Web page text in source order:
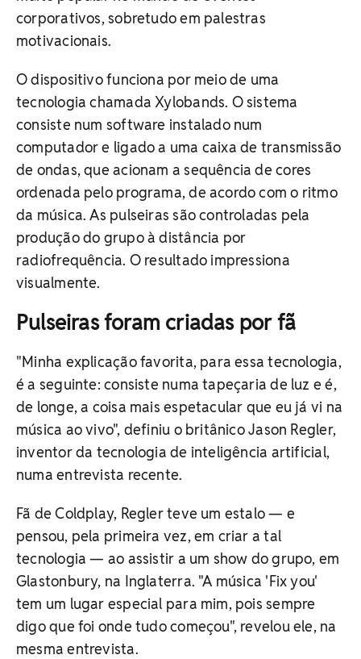
corporativos, sobretudo em palestras
motivacionais.
O dispositivo funciona por meio de uma
tecnologia chamada Xylobands. O sistema
consiste num software instalado num
computador e ligado a uma caixa de transmissão
de ondas, que acionam a sequência de cores
ordenada pelo programa, de acordo com o ritmo
da música. As pulseiras são controladas pela
produção do grupo à distância por
radiofrequência. O resultado impressiona
visualmente.
Pulseiras foram criadas por fã
"Minha explicação favorita, para essa tecnologia,
é a seguinte: consiste numa tapeçaria de luz e é,
de longe, a coisa mais espetacular que eu já vi na
música ao vivo", definiu o britânico Jason Regler,
inventor da tecnologia de inteligência artificial,
numa entrevista recente.
Fã de Coldplay, Regler teve um estalo — e
pensou, pela primeira vez, em criar a tal
tecnologia — ao assistir a um show do grupo, em
Glastonbury, na Inglaterra. "A música 'Fix you'
tem um lugar especial para mim, pois sempre
digo que foi onde tudo começou", revelou ele, na
mesma entrevista.